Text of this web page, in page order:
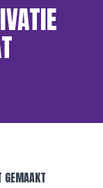
GEMAAKT